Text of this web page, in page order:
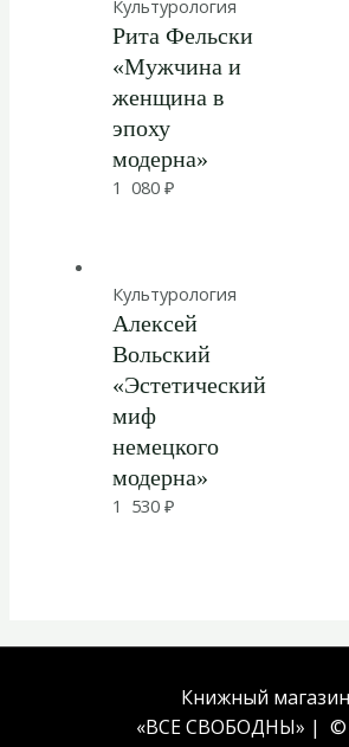
Культурология
Рита Фельски
«Мужчина и
женщина в
эпоху
модерна»
1 080₽
Культурология
Алексей
Вольский
«Эстетический
миф
немецкого
модерна»
1 530₽
Книжный магазин
«ВСЕ СВОБОДНЫ» | ©